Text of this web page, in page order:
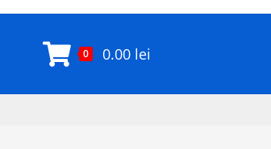
0 0.00 lei